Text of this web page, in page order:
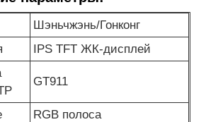
на заказ модуль дисплея lcd
Шэньчжэнь/Гонконг
IPS TFT ЖК-дисплей
GT911
RGB полоса